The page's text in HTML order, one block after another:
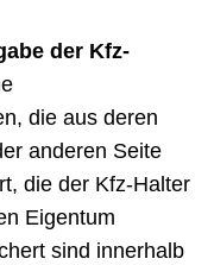
der Kfz-
die aus deren
anderen Seite
die der Kfz-Halter
Eigentum
sind innerhalb